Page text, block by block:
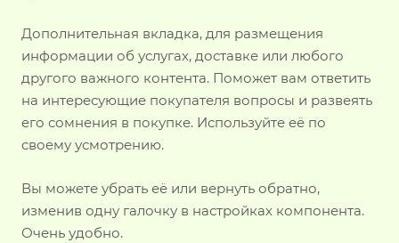
Дополнительная вкладка, для размещения
информации об услугах, доставке или любого
другого важного контента. Поможет вам ответить
на интересующие покупателя вопросы и развеять
его сомнения в покупке. Используйте её по
своему усмотрению.
Вы можете убрать её или вернуть обратно,
изменив одну галочку в настройках компонента.
Очень удобно.